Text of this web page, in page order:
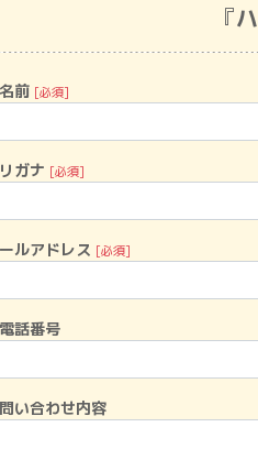
『
前 [必須]
ガナ [必須]
ルアドレス [必須]
話番号
い合わせ内容